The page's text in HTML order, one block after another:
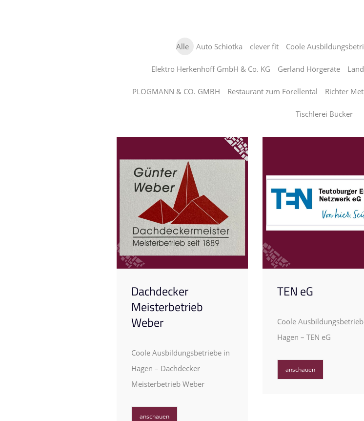
Alle Auto Schiotka clever fit Coole
Elektro Herkenhoff GmbH & Co. KG Gerland Hörgeräte
PLOGMANN & CO. GMBH Restaurant zum Forellental Richter
Tischlerei Bücker
Dachdecker
Meisterbetrieb
Weber
Coole Ausbildungsbetriebe in
Hagen – Dachdecker
Meisterbetrieb Weber
anschauen
TEN eG
Coole
Hagen – TEN eG
anschauen